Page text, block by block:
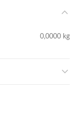
0,0000 kg